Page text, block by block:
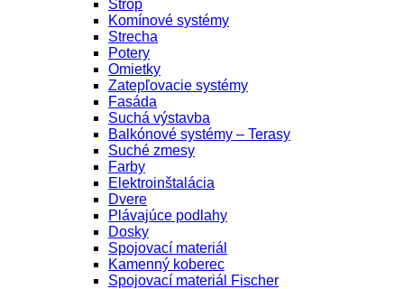
Strop
Komínové systémy
Strecha
Potery
Omietky
Zatepľovacie systémy
Fasáda
Suchá výstavba
Balkónové systémy – Terasy
Suché zmesy
Farby
Elektroinštalácia
Dvere
Plávajúce podlahy
Dosky
Spojovací materiál
Kamenný koberec
Spojovací materiál Fischer